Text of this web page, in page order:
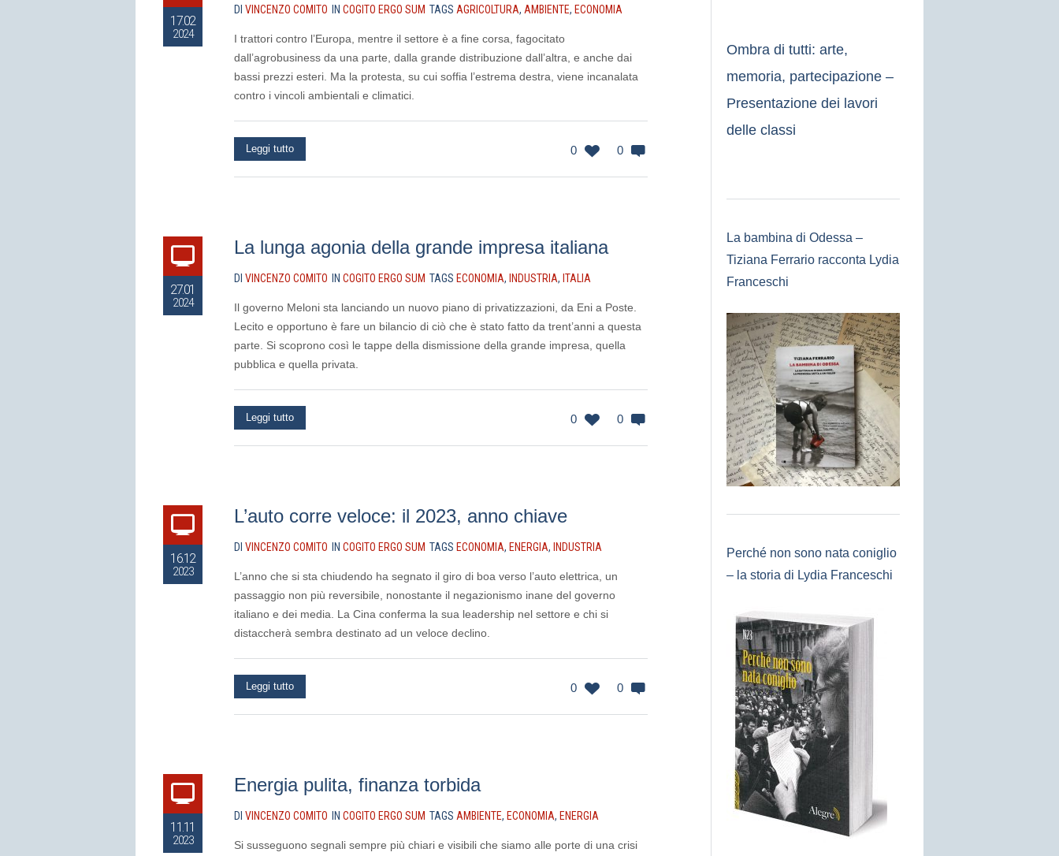
17.02
2024
DI VINCENZO COMITO IN COGITO ERGO SUM TAGS AGRICOLTURA, AMBIENTE, ECONOMIA
I trattori contro l’Europa, mentre il settore è a fine corsa, fagocitato
dall’agrobusiness da una parte, dalla grande distribuzione dall’altra, e anche dai
bassi prezzi esteri. Ma la protesta, su cui soffia l’estrema destra, viene incanalata
contro i vincoli ambientali e climatici.
0 0
Leggi tutto
27.01
2024
La lunga agonia della grande impresa italiana
DI VINCENZO COMITO IN COGITO ERGO SUM TAGS ECONOMIA, INDUSTRIA, ITALIA
Il governo Meloni sta lanciando un nuovo piano di privatizzazioni, da Eni a Poste.
Lecito e opportuno è fare un bilancio di ciò che è stato fatto da trent’anni a questa
parte. Si scoprono così le tappe della dismissione della grande impresa, quella
pubblica e quella privata.
0 0
Leggi tutto
16.12
2023
L’auto corre veloce: il 2023, anno chiave
DI VINCENZO COMITO IN COGITO ERGO SUM TAGS ECONOMIA, ENERGIA, INDUSTRIA
L’anno che si sta chiudendo ha segnato il giro di boa verso l’auto elettrica, un
passaggio non più reversibile, nonostante il negazionismo inane del governo
italiano e dei media. La Cina conferma la sua leadership nel settore e chi si
distaccherà sembra destinato ad un veloce declino.
0 0
Leggi tutto
11.11
2023
Energia pulita, finanza torbida
DI VINCENZO COMITO IN COGITO ERGO SUM TAGS AMBIENTE, ECONOMIA, ENERGIA
Si susseguono segnali sempre più chiari e visibili che siamo alle porte di una crisi
Ombra di tutti: arte,
memoria, partecipazione –
Presentazione dei lavori
delle classi
La bambina di Odessa –
Tiziana Ferrario racconta Lydia
Franceschi
Perché non sono nata coniglio
– la storia di Lydia Franceschi